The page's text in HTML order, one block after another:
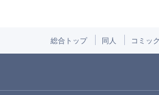
総合トップ 同人 コミッ